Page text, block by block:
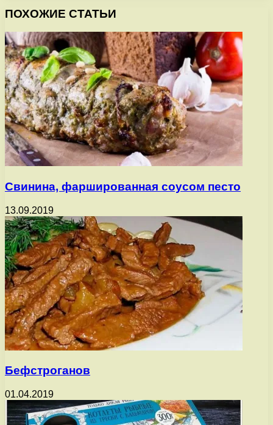
ПОХОЖИЕ СТАТЬИ
Свинина, фаршированная соусом песто
13.09.2019
Бефстроганов
01.04.2019